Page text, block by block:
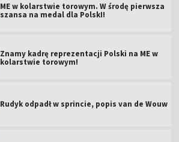
ME w kolarstwie torowym. W środę pierwsza
szansa na medal dla PolskI!
Znamy kadrę reprezentacji Polski na ME w
kolarstwie torowym!
Rudyk odpadł w sprincie, popis van de Wouw